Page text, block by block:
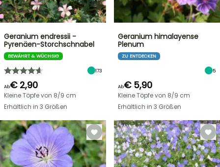
Geranium endressii -
Pyrenäen-Storchschnabel
BEWÄHRT & WÜCHSIG
173
Ab€ 2,90
Kleine Töpfe von 8/9 cm
Erhältlich in 3 Größen
Geranium himalayense
Plenum
ZU ENTDECKEN
5
Ab€ 5,90
Kleine Töpfe von 8/9 cm
Erhältlich in 3 Größen